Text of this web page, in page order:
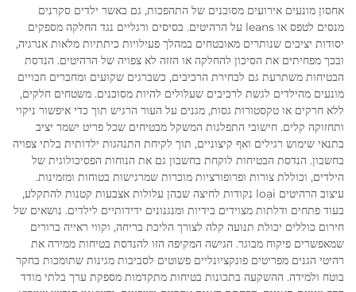
אחסון מונעים אירועים מסוכנים של התהפכות, גם כאשר ילדים סקרנים
מנסים לטפס או leans על הרהיטים. בסיסים ורגליים נגד החלקה מספקים
יסודות יציבים שנותרים מאובטחים במהלך פעילויות כיתתיות מלאות אנרגיה,
ובכך מפחיתים את הסיכון להחלקה או הזזה לא צפויה של הרהיטים. הנדסת
הבטיחות משתרעת גם לבחירת הרכיבים, כשברגים שקועים ומחברים חבויים
מונעים מהילדים לגשת לרכיבים שעלולים להיות מסוכנים. משטחים חלקים,
ללא חרקים או טקסטורות גסות, מגנים על העור הרגיש תוך כדי איפשור ניקוי
ותחזוקה קלים. חישובי התפלגות המשקל מבטיחים שכל פריט ישמר יציב
בתנאי שימוש רגילים ואף קיצוניים, תוך לקיחת התנהגות ילדותית בלתי צפויה
בחשבון. הנדסת הבטיחות לוקחת בחשבון גם את הנוחות הפסיכולוגית של
הילדים, וכוללת צורות ופרופורציות מוכרות שמרגישות בטוחות ומזמינות.
עיצוב הרהיטים loại נקודות לחיצה שבהן עלולות אצבעות קטנות להתקלע,
בעוד פתחים ודלתות מצוידים בידיות ומנגנונים ידידותיים לילדים. נושאים של
חירום כוללים יכולת תנועה קלה לצורך הליכת בריחה, וקווי ראייה ברורים
שמאפשרים פיקוח מבוגר. הגישה המקיפה הזו להנדסת בטיחות ממירה את
רהיטי הגנים מפריטים פונקציונליים פשוטים לסביבות מגינות שתומכות בחקר
בוטח ולמידה. ההשקעה בתכונות בטיחות מתקדמות מספקת ערך בלתי מודד